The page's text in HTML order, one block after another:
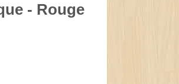
- Rouge